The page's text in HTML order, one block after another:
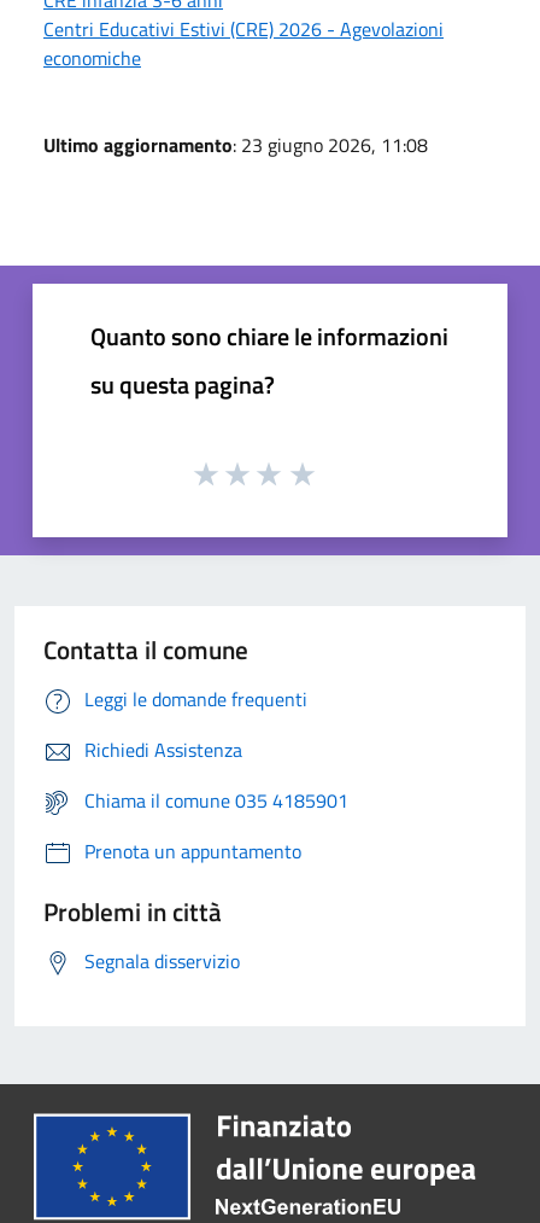
Centri Educativi Estivi (CRE) 2026 - Agevolazioni
economiche
Ultimo aggiornamento: 23 giugno 2026, 11:08
Quanto sono chiare le informazioni
su questa pagina?
Contatta il comune
Leggi le domande frequenti
Richiedi Assistenza
Chiama il comune 035 4185901
Prenota un appuntamento
Problemi in città
Segnala disservizio